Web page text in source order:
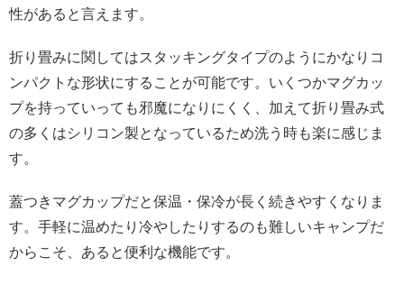
性があると言えます。
折り畳みに関してはスタッキングタイプのようにかなりコ
ンパクトな形状にすることが可能です。いくつかマグカッ
プを持っていっても邪魔になりにくく、加えて折り畳み式
の多くはシリコン製となっているため洗う時も楽に感じま
す。
蓋つきマグカップだと保温・保冷が長く続きやすくなりま
す。手軽に温めたり冷やしたりするのも難しいキャンプだ
からこそ、あると便利な機能です。